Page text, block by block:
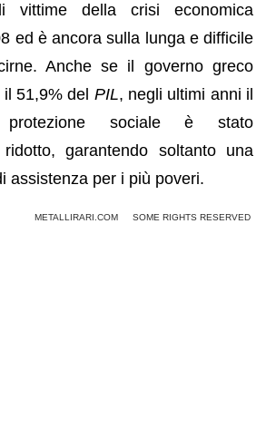
vittime della crisi economica
ed è ancora sulla lunga e difficile
Anche se il governo greco
51,9% del PIL, negli ultimi anni il
sociale è stato
ridotto, garantendo soltanto una
assistenza per i più poveri.
METALLIRARI.COM SOME RIGHTS RESERVED